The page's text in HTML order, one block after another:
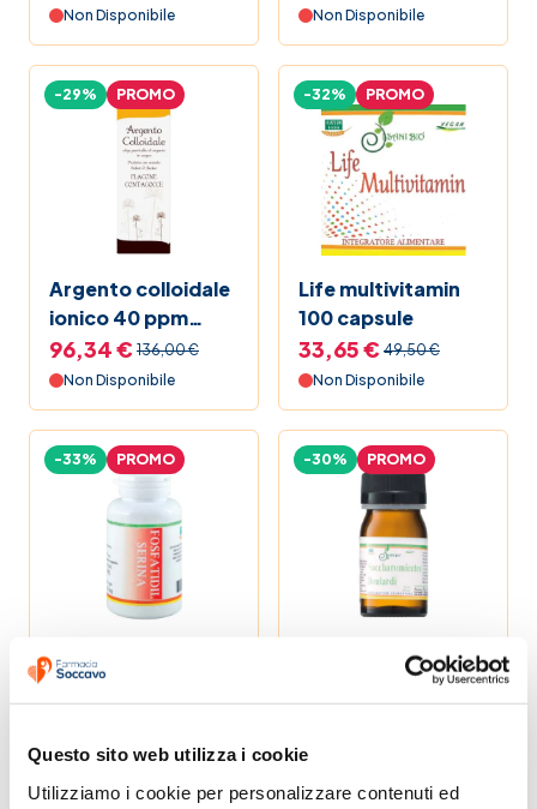
Questo sito web utilizza i cookie
Utilizziamo i cookie per personalizzare contenuti ed
Non Disponibile
Non Disponibile
Argento colloidale
ionico 40 ppm
1000 ml
-29% PROMO
96,34 € 136,00 €
Non Disponibile
Life multivitamin
100 capsule
-32% PROMO
33,65 € 49,50 €
Non Disponibile
Fosfatidilserina
100 capsule
-33% PROMO
43,84 €
Non Disponibile
Saccharomicetes
boulardii 30
capsule
-30% PROMO
11,88 €